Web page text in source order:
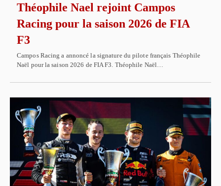
Théophile Nael rejoint Campos
Racing pour la saison 2026 de FIA
F3
Campos Racing a annoncé la signature du pilote français Théophile
Naël pour la saison 2026 de FIA F3. Théophile Naël…